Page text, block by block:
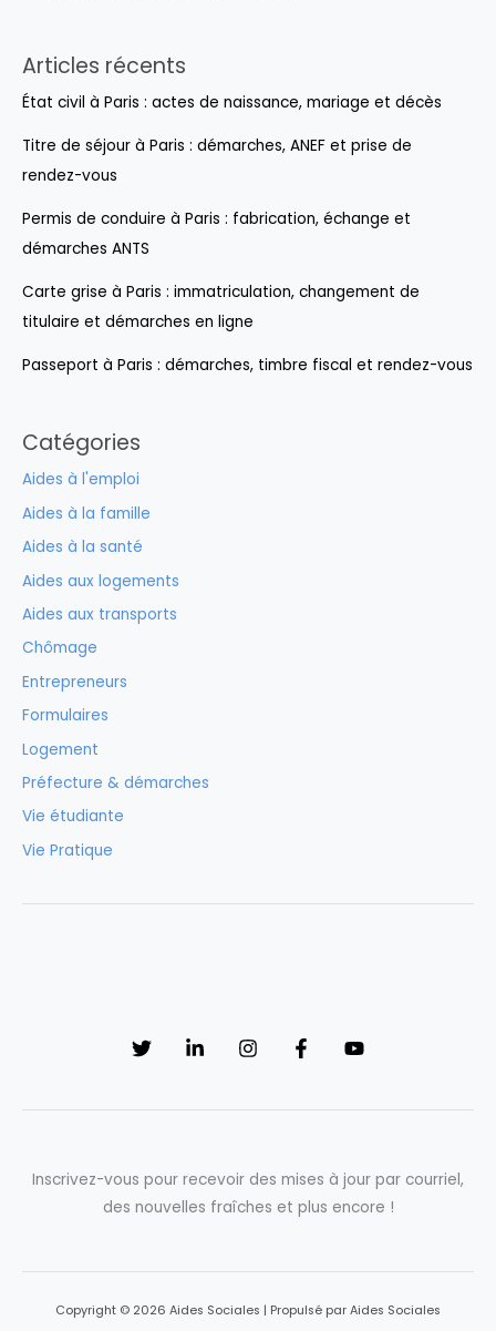
Articles récents
État civil à Paris : actes de naissance, mariage et décès
Titre de séjour à Paris : démarches, ANEF et prise de
rendez-vous
Permis de conduire à Paris : fabrication, échange et
démarches ANTS
Carte grise à Paris : immatriculation, changement de
titulaire et démarches en ligne
Passeport à Paris : démarches, timbre fiscal et rendez-vous
Catégories
Aides à l'emploi
Aides à la famille
Aides à la santé
Aides aux logements
Aides aux transports
Chômage
Entrepreneurs
Formulaires
Logement
Préfecture & démarches
Vie étudiante
Vie Pratique
Inscrivez-vous pour recevoir des mises à jour par courriel,
des nouvelles fraîches et plus encore !
Copyright © 2026 Aides Sociales | Propulsé par Aides Sociales